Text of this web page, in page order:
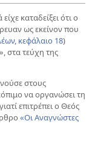
καταδείξει ότι ο
ως εκείνον που
κεφάλαιο 18)
στα τεύχη της
στους
να οργανώσει τη
επιτρέπει ο Θεός
«Οι Αναγνώστες